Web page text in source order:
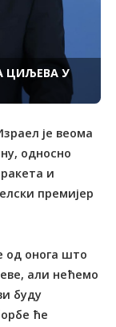
ЦИЉЕВА У
је веома
односно
и
премијер
од онога што
али нећемо
буду
ће